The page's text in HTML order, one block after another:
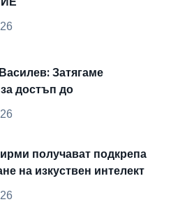
Затягаме
достъп до
данни
получават подкрепа
на изкуствен интелект